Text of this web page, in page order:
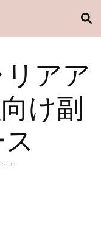
アア
け副
site